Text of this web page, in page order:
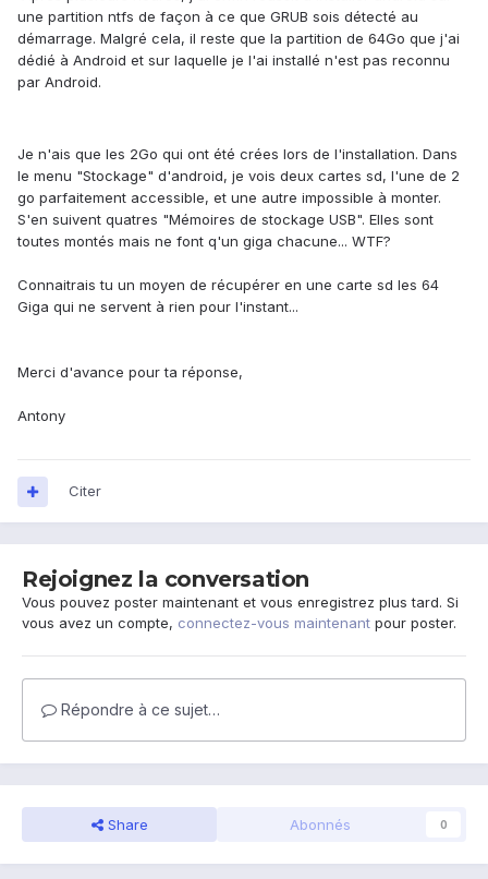
une partition ntfs de façon à ce que GRUB sois détecté au
démarrage. Malgré cela, il reste que la partition de 64Go que j'ai
dédié à Android et sur laquelle je l'ai installé n'est pas reconnu
par Android.
Je n'ais que les 2Go qui ont été crées lors de l'installation. Dans
le menu "Stockage" d'android, je vois deux cartes sd, l'une de 2
go parfaitement accessible, et une autre impossible à monter.
S'en suivent quatres "Mémoires de stockage USB". Elles sont
toutes montés mais ne font q'un giga chacune... WTF?
Connaitrais tu un moyen de récupérer en une carte sd les 64
Giga qui ne servent à rien pour l'instant...
Merci d'avance pour ta réponse,
Antony
Citer
Rejoignez la conversation
Vous pouvez poster maintenant et vous enregistrez plus tard. Si
vous avez un compte, connectez-vous maintenant pour poster.
Répondre à ce sujet…
Share Abonnés 0